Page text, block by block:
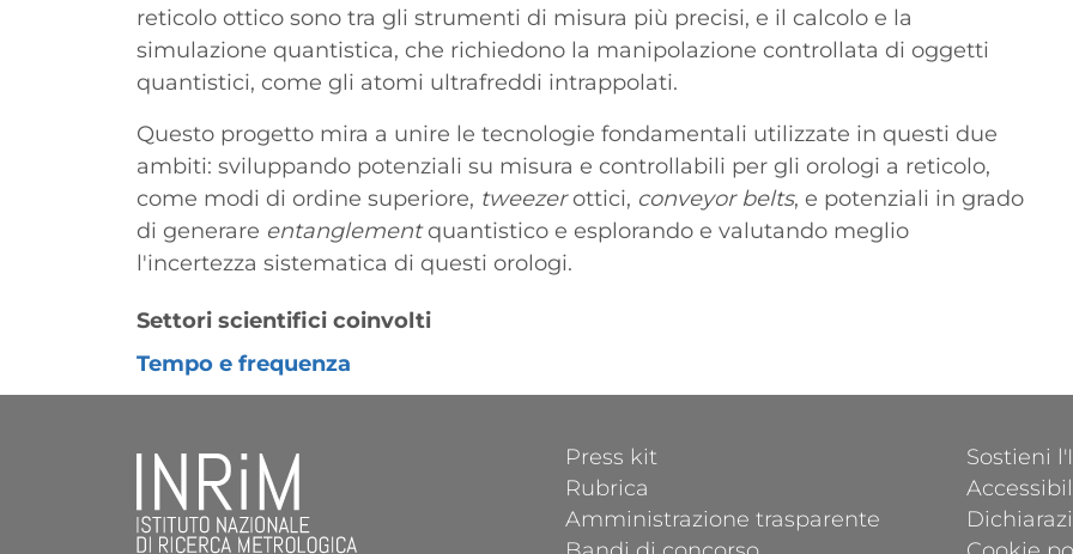
reticolo ottico sono tra gli strumenti di misura più precisi, e il calcolo e la
simulazione quantistica, che richiedono la manipolazione controllata di oggetti
quantistici, come gli atomi ultrafreddi intrappolati.
Questo progetto mira a unire le tecnologie fondamentali utilizzate in questi due
ambiti: sviluppando potenziali su misura e controllabili per gli orologi a reticolo,
come modi di ordine superiore, tweezerottici, conveyor belts, e potenziali in grado
di generare entanglementquantistico e esplorando e valutando meglio
l'incertezza sistematica di questi orologi.
Settori scientifici coinvolti
Tempo e frequenza
FOOTER 1
Press kit
Rubrica
Amministrazione trasparente
FOOTER 2
Sostieni